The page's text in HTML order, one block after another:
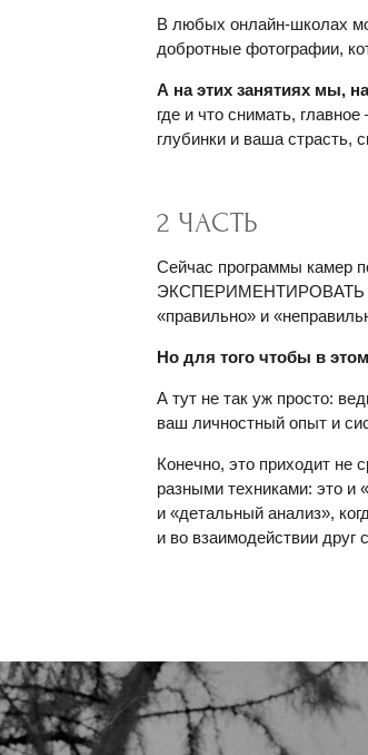
В любых онлайн-школах
добротные фотографии,
А на этих занятиях мы,
где и что снимать,
глубинки и ваша страсть,
2 ЧАСТЬ
Сейчас программы
ЭКСПЕРИМЕНТИРОВАТЬ не
«правильно» и
Но для того чтобы в
А тут не так уж просто:
ваш личностный опыт и
Конечно, это приходит не
разными техниками: это и
и «детальный анализ»,
и во взаимодействии друг